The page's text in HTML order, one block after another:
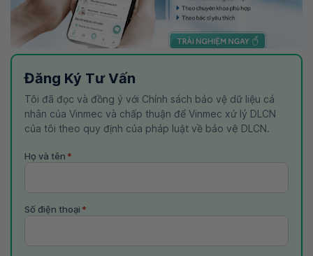
Đăng Ký Tư Vấn
Tôi đã đọc và đồng ý với Chính sách bảo vệ dữ liệu cá
nhân của Vinmec và chấp thuận để Vinmec xử lý DLCN
của tôi theo quy định của pháp luật về bảo vệ DLCN.
Họ và tên *
Số điện thoại *